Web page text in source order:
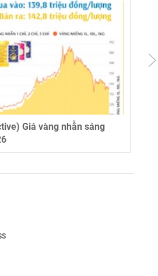
Giá vàng nhẫn sáng